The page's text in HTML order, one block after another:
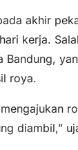
akhir
kerja.
Bandung,
roya.
diambil,”